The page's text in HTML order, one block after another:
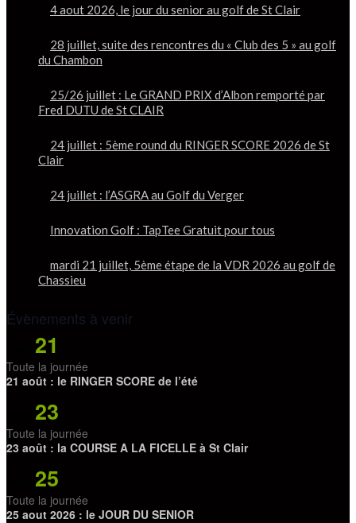
4 aout 2026, le jour du senior au golf de St Clair
28 juillet, suite des rencontres du « Club des 5 » au golf
du Chambon
25/26 juillet : Le GRAND PRIX d’Albon remporté par
Fred DUTU de St CLAIR
24 juillet : 5ème round du RINGER SCORE 2026 de St
Clair
24 juillet : l’ASGRA au Golf du Verger
Innovation Golf : TapTee Gratuit pour tous
mardi 21 juillet, 5ème étape de la VDR 2026 au golf de
Chassieu
Évènements à venir
21
Toute la journée
21 août : le RINGER SCORE de l’été
23
Toute la journée
23 août : la COURSE A LA FICELLE à St Clair
25
Toute la journée
25 aout 2026 : le JOUR DU SENIOR